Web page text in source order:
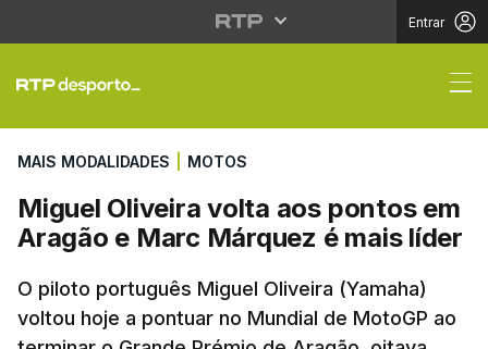
Entrar
Miguel Oliveira volta
MAIS MODALIDADES MOTOS
Miguel Oliveira volta aos pontos em
Aragão e Marc Márquez é mais líder
O piloto português Miguel Oliveira (Yamaha)
voltou hoje a pontuar no Mundial de MotoGP ao